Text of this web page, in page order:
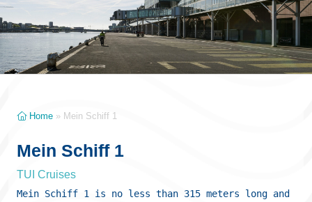
Home » Mein Schiff 1
Mein Schiff 1
TUI Cruises
Mein Schiff 1 is no less than 315 meters long and